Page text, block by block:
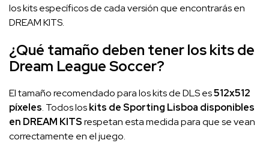
los kits específicos de cada versión que encontrarás en
DREAM KITS.
¿Qué tamaño deben tener los kits de
Dream League Soccer?
El tamaño recomendado para los kits de DLS es512x512
píxeles. Todos loskits de Sporting Lisboa disponibles
en DREAM KITSrespetan esta medida para que se vean
correctamente en el juego.